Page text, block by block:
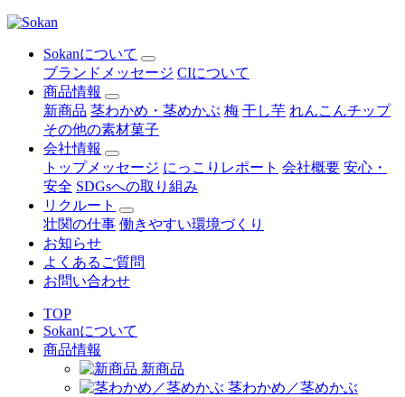
Sokanについて
ブランドメッセージ CIについて
商品情報
新商品 茎わかめ・茎めかぶ 梅 干し芋 れんこんチップ
その他の素材菓子
会社情報
トップメッセージ にっこりレポート 会社概要 安心・
安全 SDGsへの取り組み
リクルート
壮関の仕事 働きやすい環境づくり
お知らせ
よくあるご質問
お問い合わせ
TOP
Sokanについて
商品情報
新商品
茎わかめ／茎めかぶ